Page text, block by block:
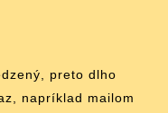
preto dlho
napríklad mailom